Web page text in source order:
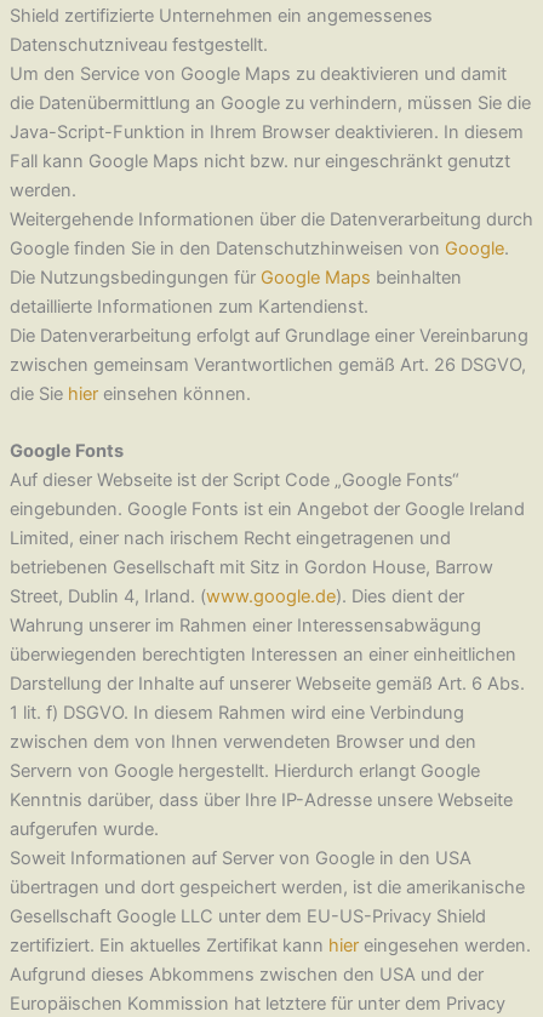
Shield zertifizierte Unternehmen ein angemessenes
Datenschutzniveau festgestellt.
Um den Service von Google Maps zu deaktivieren und damit
die Datenübermittlung an Google zu verhindern, müssen Sie die
Java-Script-Funktion in Ihrem Browser deaktivieren. In diesem
Fall kann Google Maps nicht bzw. nur eingeschränkt genutzt
werden.
Weitergehende Informationen über die Datenverarbeitung durch
Google finden Sie in den Datenschutzhinweisen von Google.
Die Nutzungsbedingungen für Google Maps beinhalten
detaillierte Informationen zum Kartendienst.
Die Datenverarbeitung erfolgt auf Grundlage einer Vereinbarung
zwischen gemeinsam Verantwortlichen gemäß Art. 26 DSGVO,
die Sie hiereinsehen können.
Google Fonts
Auf dieser Webseite ist der Script Code „Google Fonts“
eingebunden. Google Fonts ist ein Angebot der Google Ireland
Limited, einer nach irischem Recht eingetragenen und
betriebenen Gesellschaft mit Sitz in Gordon House, Barrow
Street, Dublin 4, Irland. (www.google.de). Dies dient der
Wahrung unserer im Rahmen einer Interessensabwägung
überwiegenden berechtigten Interessen an einer einheitlichen
Darstellung der Inhalte auf unserer Webseite gemäß Art. 6 Abs.
1 lit. f) DSGVO. In diesem Rahmen wird eine Verbindung
zwischen dem von Ihnen verwendeten Browser und den
Servern von Google hergestellt. Hierdurch erlangt Google
Kenntnis darüber, dass über Ihre IP-Adresse unsere Webseite
aufgerufen wurde.
Soweit Informationen auf Server von Google in den USA
übertragen und dort gespeichert werden, ist die amerikanische
Gesellschaft Google LLC unter dem EU-US-Privacy Shield
zertifiziert. Ein aktuelles Zertifikat kann hiereingesehen werden.
Aufgrund dieses Abkommens zwischen den USA und der
Europäischen Kommission hat letztere für unter dem Privacy